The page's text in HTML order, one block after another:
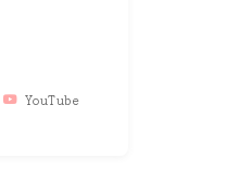
YouTube